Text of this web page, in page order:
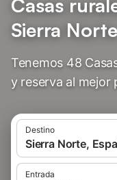
Casas
Sierra Norte
Tenemos 48
y reserva al mejor
Destino
Sierra Norte,
Entrada